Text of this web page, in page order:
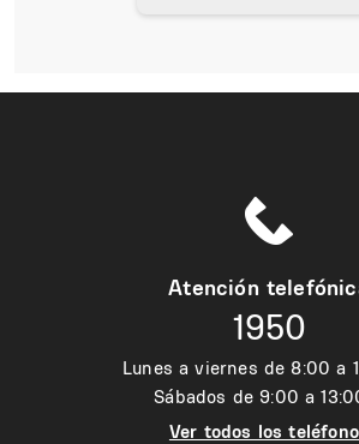
Atención
1950
Lunes a viernes de 8:00 a
Sábados de 9:00 a
Ver todos los